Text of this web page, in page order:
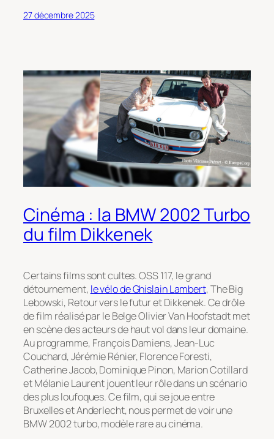
27 décembre 2025
Cinéma : la BMW 2002 Turbo
du film Dikkenek
Certains films sont cultes. OSS 117, le grand
détournement, le vélo de Ghislain Lambert, The Big
Lebowski, Retour vers le futur et Dikkenek. Ce drôle
de film réalisé par le Belge Olivier Van Hoofstadt met
en scène des acteurs de haut vol dans leur domaine.
Au programme, François Damiens, Jean-Luc
Couchard, Jérémie Rénier, Florence Foresti,
Catherine Jacob, Dominique Pinon, Marion Cotillard
et Mélanie Laurent jouent leur rôle dans un scénario
des plus loufoques. Ce film, qui se joue entre
Bruxelles et Anderlecht, nous permet de voir une
BMW 2002 turbo, modèle rare au cinéma.